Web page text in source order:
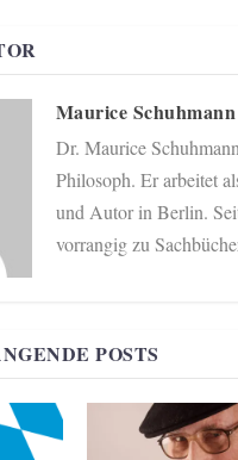
Maurice Schuhmann
Dr. Maurice
Philosoph. Er arbeitet
und Autor in Berlin.
vorrangig zu
POSTS